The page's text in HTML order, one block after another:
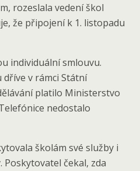
rozeslala vedení škol
že připojení k 1. listopadu
individuální smlouvu.
v rámci Státní
platilo Ministerstvo
nedostalo
školám své služby i
Poskytovatel čekal, zda